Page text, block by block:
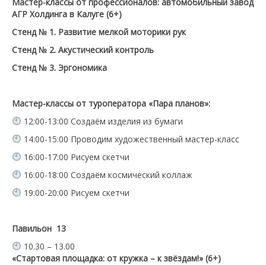
АГР Холдинга в Калуге (6+)
Стенд № 1. Развитие мелкой моторики рук
Стенд № 2. Акустический контроль
Стенд № 3. Эргономика
Мастер-классы от туроператора «Пара планов»:
12:00-13:00 Создаём изделия из бумаги
14:00-15:00 Проводим художественный мастер-класс
16:00-17:00 Рисуем скетчи
16:00-18:00 Создаём космический коллаж
19:00-20:00 Рисуем скетчи
Павильон 13
10.30 – 13.00
«Стартовая площадка: от кружка – к звёздам!» (6+)